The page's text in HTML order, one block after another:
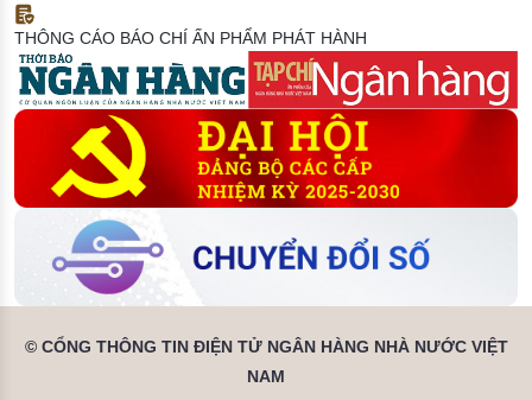
THÔNG CÁO BÁO CHÍ ẤN PHẨM PHÁT HÀNH
© CỔNG THÔNG TIN ĐIỆN TỬ NGÂN HÀNG NHÀ NƯỚC VIỆT
NAM